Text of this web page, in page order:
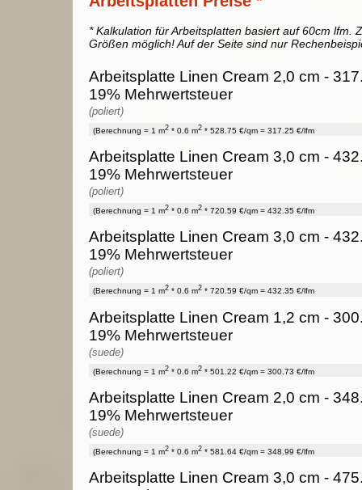
* Kalkulation für Arbeitsplatten basiert auf 60cm lfm.
Größen möglich! Auf der Seite sind nur
Arbeitsplatte Linen Cream 2,0 cm -
19% Mehrwertsteuer
(poliert)
(Berechnung = 1 m2 * 0.6 m2 * 528.75 €/qm = 317.25 €/lfm
Arbeitsplatte Linen Cream 3,0 cm -
19% Mehrwertsteuer
(poliert)
(Berechnung = 1 m2 * 0.6 m2 * 720.59 €/qm = 432.35 €/lfm
Arbeitsplatte Linen Cream 3,0 cm -
19% Mehrwertsteuer
(poliert)
(Berechnung = 1 m2 * 0.6 m2 * 720.59 €/qm = 432.35 €/lfm
Arbeitsplatte Linen Cream 1,2 cm -
19% Mehrwertsteuer
(suede)
(Berechnung = 1 m2 * 0.6 m2 * 501.22 €/qm = 300.73 €/lfm
Arbeitsplatte Linen Cream 2,0 cm -
19% Mehrwertsteuer
(suede)
(Berechnung = 1 m2 * 0.6 m2 * 581.64 €/qm = 348.99 €/lfm
Arbeitsplatte Linen Cream 3,0 cm -